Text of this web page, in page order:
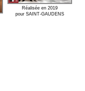
Réalisée en 2019
pour SAINT-GAUDENS